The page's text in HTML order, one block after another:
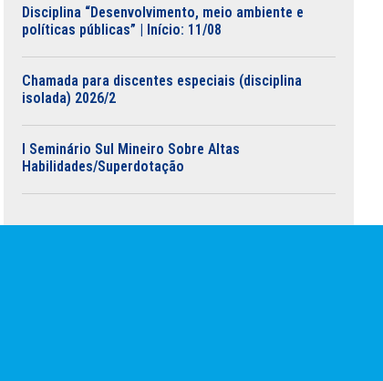
Disciplina “Desenvolvimento, meio ambiente e
políticas públicas” | Início: 11/08
Chamada para discentes especiais (disciplina
isolada) 2026/2
I Seminário Sul Mineiro Sobre Altas
Habilidades/Superdotação